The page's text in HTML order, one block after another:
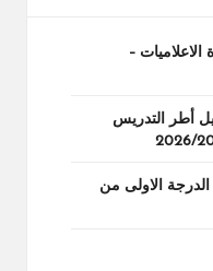
–
أطر التدريس
الدرجة الاولى من